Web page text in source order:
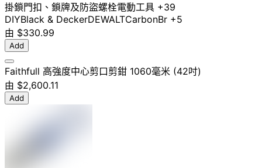
掛鎖門扣、鎖牌及防盜螺栓電動工具 +39
DIYBlack & DeckerDEWALTCarbonBr +5
由 $330.99
Add
Faithfull 高強度中心剪口剪鉗 1060毫米 (42吋)
由 $2,600.11
Add